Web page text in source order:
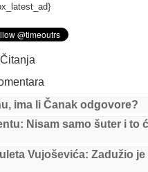
Čitanja
ima li Čanak odgovore?
Nisam samo šuter i to
Vujoševića: Zadužio je